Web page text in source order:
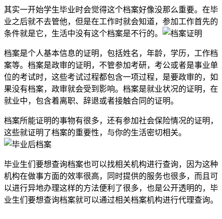
其实一开始学生毕业时会觉得这个档案好像没那么重要。在毕
业之后就不去管他，但是在工作时就会知道，参加工作首先的
条件就是它，生活中没有这个档案是不行的。
档案是个人基本信息的证明，包括姓名，年龄，学历，工作档
案等。档案是政审的证明，不管参加考研，考公或者是事业单
位的考试时，这些考试过程都包含一项过程，是要政审的，如
果没有档案，政审就会受到影响。档案是就业状况的证明，在
就业中，包含着离职、辞退或者接触合同的证明。
档案所能证明的事物有很多，还有参加社会保险情况的证明，
这些就证明了档案的重要性，与你的生活密切相关。
毕业生们要想查询档案也可以找相关机构进行查询，因为这种
机构在做事方面的效率很高，同时提供的服务也很多，而且可
以进行异地办理这样的方法便利了很多，也是公开透明的，毕
业生们要想查询档案就可以通过相关档案机构进行代理查询。